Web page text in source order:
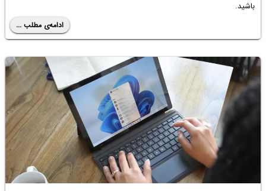
باشید.
ادامه‌ی مطلب ...